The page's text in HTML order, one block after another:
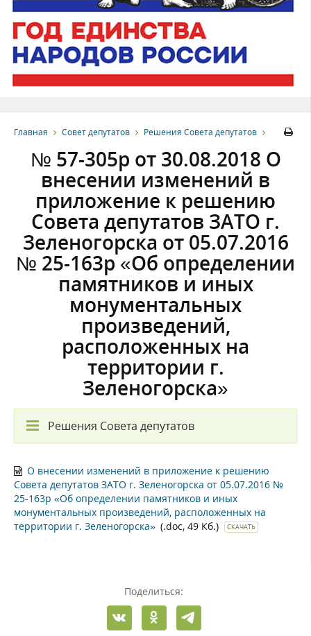
Главная Совет депутатов Решения Совета депутатов
№ 57-305р от 30.08.2018 О
внесении изменений в
приложение к решению
Совета депутатов ЗАТО г.
Зеленогорска от 05.07.2016
№ 25-163р «Об определении
памятников и иных
монументальных
произведений,
расположенных на
территории г.
Зеленогорска»
Решения Совета депутатов
О внесении изменений в приложение к решению
Совета депутатов ЗАТО г. Зеленогорска от 05.07.2016 №
25-163р «Об определении памятников и иных
монументальных произведений, расположенных на
территории г. Зеленогорска» (.doc, 49 Кб.) СКАЧАТЬ
Поделиться: